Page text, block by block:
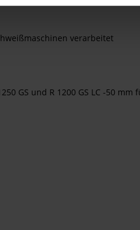
verarbeitet
GS und R 1200 GS LC -50 mm